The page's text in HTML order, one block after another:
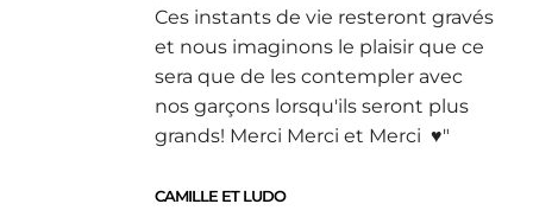
Ces instants de vie resteront gravés
et nous imaginons le plaisir que ce
sera que de les contempler avec
nos garçons lorsqu'ils seront plus
grands! Merci Merci et Merci ♥︎"
CAMILLE ET LUDO